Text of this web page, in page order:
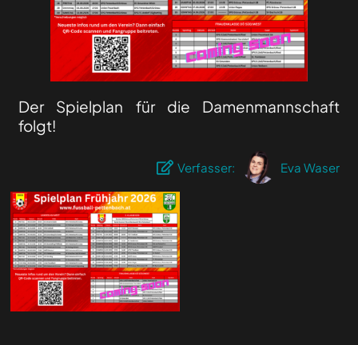
Der Spielplan für die Damenmannschaft
folgt!
Verfasser: Eva Waser